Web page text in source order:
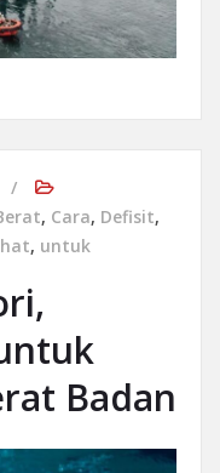
, Cara, Defisit,
, untuk
Badan